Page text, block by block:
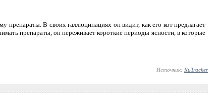
В своих галлюцинациях он видит, как его кот предлагает
препараты, он переживает короткие периоды ясности, в которые
Источник: RuTracker